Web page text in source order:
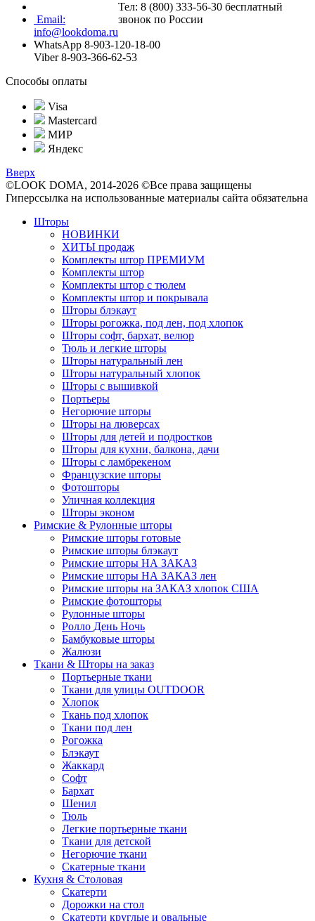
Тел: 8 (800) 333-56-30 бесплатный
звонок по России
Email:
info@lookdoma.ru
WhatsApp 8-903-120-18-00
Viber 8-903-366-62-53
Способы оплаты
Visa
Mastercard
МИР
Яндекс
Вверх
©LOOK DOMA, 2014-2026 ©Все права защищены
Гиперссылка на использованные материалы сайта обязательна
Шторы
НОВИНКИ
ХИТЫ продаж
Комплекты штор ПРЕМИУМ
Комплекты штор
Комплекты штор с тюлем
Комплекты штор и покрывала
Шторы блэкаут
Шторы рогожка, под лен, под хлопок
Шторы софт, бархат, велюр
Тюль и легкие шторы
Шторы натуральный лен
Шторы натуральный хлопок
Шторы с вышивкой
Портьеры
Негорючие шторы
Шторы на люверсах
Шторы для детей и подростков
Шторы для кухни, балкона, дачи
Шторы с ламбрекеном
Французские шторы
Фотошторы
Уличная коллекция
Шторы эконом
Римские & Рулонные шторы
Римские шторы готовые
Римские шторы блэкаут
Римские шторы НА ЗАКАЗ
Римские шторы НА ЗАКАЗ лен
Римские шторы на ЗАКАЗ хлопок США
Римские фотошторы
Рулонные шторы
Ролло День Ночь
Бамбуковые шторы
Жалюзи
Ткани & Шторы на заказ
Портьерные ткани
Ткани для улицы OUTDOOR
Хлопок
Ткань под хлопок
Ткани под лен
Рогожка
Блэкаут
Жаккард
Софт
Бархат
Шенил
Тюль
Легкие портьерные ткани
Ткани для детской
Негорючие ткани
Скатерные ткани
Кухня & Столовая
Скатерти
Дорожки на стол
Скатерти круглые и овальные